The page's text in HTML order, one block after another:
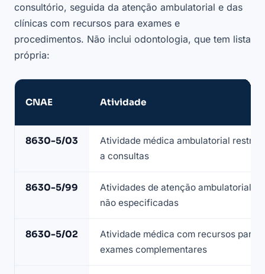
consultório, seguida da atenção ambulatorial e das
clínicas com recursos para exames e
procedimentos. Não inclui odontologia, que tem lista
própria:
que
lista
médicas
CNAE Atividade
8630-5/03
Atividade médica ambulatorial restrita
a consultas
8630-5/99
Atividades de atenção ambulatorial
não especificadas
8630-5/02
Atividade médica com recursos para
exames complementares